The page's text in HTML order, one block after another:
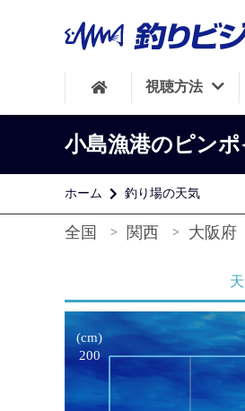
視聴方法
小島漁港のピン
ホーム 釣り場の天気
全国 関西 大阪府